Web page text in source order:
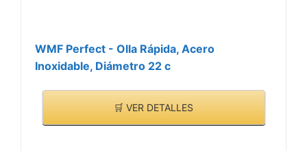
WMF Perfect - Olla Rápida, Acero
Inoxidable, Diámetro 22 c
🛒 VER DETALLES